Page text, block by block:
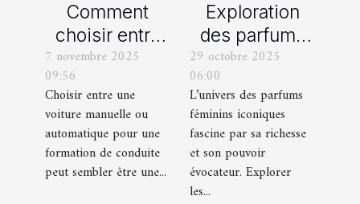
Comment
choisir entre
une voiture
manuelle ou
automatique
pour votre
formation de
conduite ?
7 novembre 2025
09:56
Choisir entre une
voiture manuelle ou
automatique pour une
formation de conduite
peut sembler être une...
Exploration
des parfums
féminins
iconiques et
leurs
variations
29 octobre 2025
06:00
L’univers des parfums
féminins iconiques
fascine par sa richesse
et son pouvoir
évocateur. Explorer
les...